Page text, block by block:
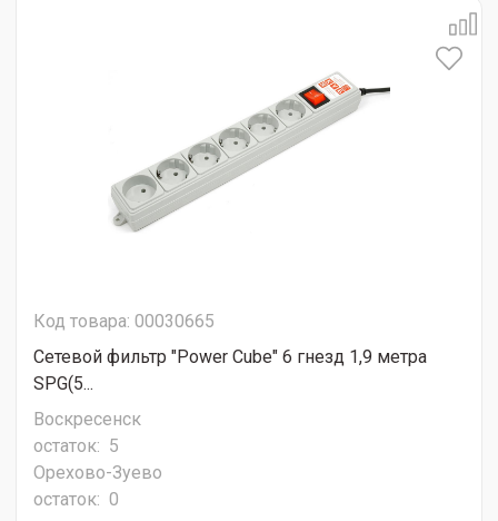
Код товара: 00030665
Сетевой фильтр "Power Cube" 6 гнезд 1,9 метра
SPG(5...
Воскресенск
остаток: 5
Орехово-Зуево
остаток: 0